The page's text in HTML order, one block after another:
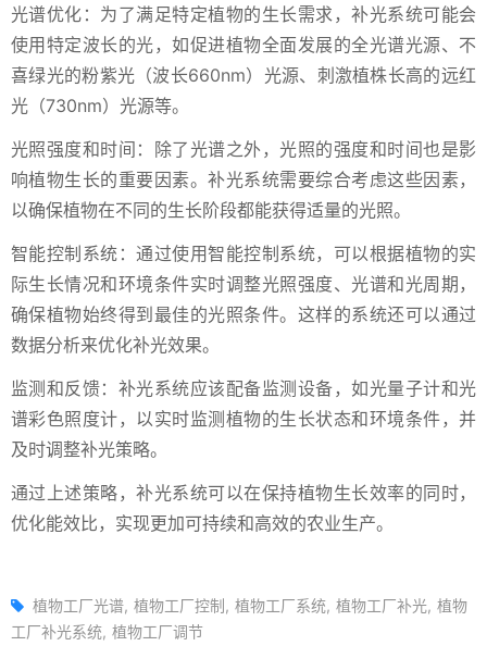
光谱优化：为了满足特定植物的生长需求，补光系统可能会
使用特定波长的光，如促进植物全面发展的全光谱光源、不
喜绿光的粉紫光（波长660nm）光源、刺激植株长高的远红
光（730nm）光源等。
光照强度和时间：除了光谱之外，光照的强度和时间也是影
响植物生长的重要因素。补光系统需要综合考虑这些因素，
以确保植物在不同的生长阶段都能获得适量的光照。
智能控制系统：通过使用智能控制系统，可以根据植物的实
际生长情况和环境条件实时调整光照强度、光谱和光周期，
确保植物始终得到最佳的光照条件。这样的系统还可以通过
数据分析来优化补光效果。
监测和反馈：补光系统应该配备监测设备，如光量子计和光
谱彩色照度计，以实时监测植物的生长状态和环境条件，并
及时调整补光策略。
通过上述策略，补光系统可以在保持植物生长效率的同时，
优化能效比，实现更加可持续和高效的农业生产。
植物工厂光谱 植物工厂控制 植物工厂系统 植物工厂补光 植物
工厂补光系统 植物工厂调节